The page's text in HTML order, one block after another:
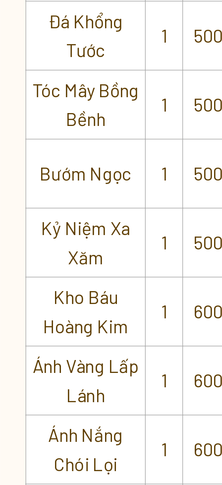
Đá Khổng
Tước
1
Tóc Mây Bồng
Bềnh
1
Bướm Ngọc 1
Kỷ Niệm Xa
Xăm
1
Kho Báu
Hoàng Kim
1
Ánh Vàng Lấp
Lánh
1
Ánh Nắng
Chói Lọi
1